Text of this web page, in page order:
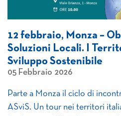
12 febbraio, Monza –
Soluzioni Locali. I
Sviluppo Sostenibile
05 Febbraio 2026
Parte a Monza il ciclo di
ASviS. Un tour nei territori